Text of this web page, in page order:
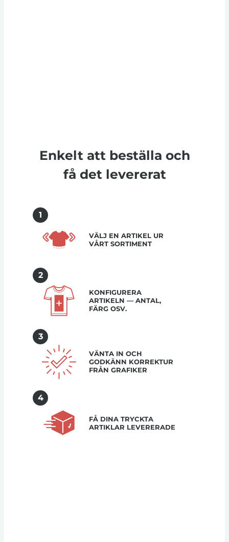
Enkelt att beställa och
få det levererat
1
VÄLJ EN ARTIKEL UR
VÅRT SORTIMENT
2
KONFIGURERA
ARTIKELN — ANTAL,
FÄRG OSV.
3
VÄNTA IN OCH
GODKÄNN KORREKTUR
FRÅN GRAFIKER
4
FÅ DINA TRYCKTA
ARTIKLAR LEVERERADE